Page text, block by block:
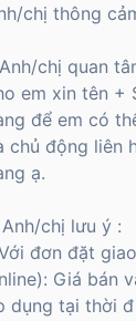
chị thông
chị quan
em xin tên +
để em có
chủ động liên
ạ.
chị lưu ý :
đơn đặt
Giá bán
dụng tại thời